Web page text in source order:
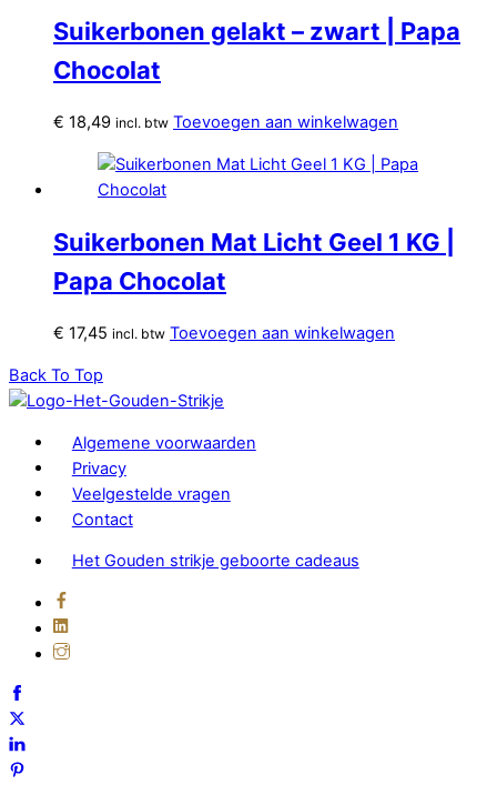
Suikerbonen gelakt – zwart | Papa
Chocolat
€ 18,49 incl. btw Toevoegen aan winkelwagen
Suikerbonen Mat Licht Geel 1 KG |
Papa Chocolat
€ 17,45 incl. btw Toevoegen aan winkelwagen
Back To Top
Algemene voorwaarden
Privacy
Veelgestelde vragen
Contact
Het Gouden strikje geboorte cadeaus